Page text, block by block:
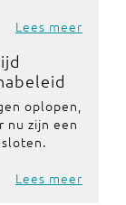
Lees meer
oplopen,
nu zijn een
Lees meer